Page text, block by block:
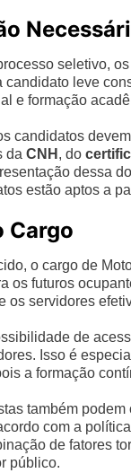
seletivo,
candidato leve
e formação
candidatos
da CNH , do
dessa
estão aptos a
Cargo
o cargo de
os futuros
os servidores
de
Isso é
a formação
também
com a
de fatores
público.